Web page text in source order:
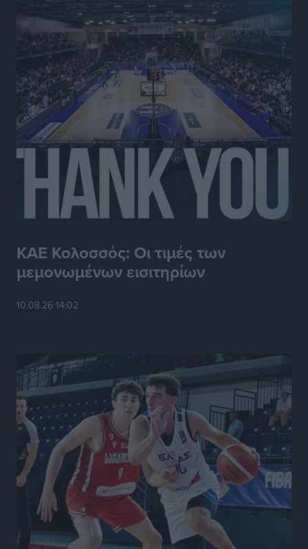
Τουρισμός: «Φτωχός συγγενής κάμπινγκ και
τροχόσπιτα
Ειδήσεις • πριν 5 ώρες
Έφυγε από τη ζωή ο επί σειρά ετών εφημέριος στον
ιερό Ναό του Αγίου Νικολάου Παστίδας Μιχαήλ
Καψάλης
Τοπικές Ειδήσεις πριν 23 ώρες
ΚΑΕ Κολοσσός: Οι τιμές των
μεμονωμένων εισιτηρίων
10.08.26 14:02